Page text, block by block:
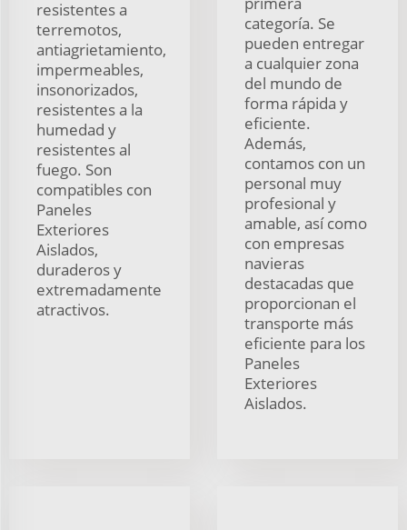
resistentes a
terremotos,
antiagrietamiento,
impermeables,
insonorizados,
resistentes a la
humedad y
resistentes al
fuego. Son
compatibles con
Paneles
Exteriores
Aislados,
duraderos y
extremadamente
atractivos.
categoría. Se
pueden entregar
a cualquier zona
del mundo de
forma rápida y
eficiente.
Además,
contamos con un
personal muy
profesional y
amable, así como
con empresas
navieras
destacadas que
proporcionan el
transporte más
eficiente para los
Paneles
Exteriores
Aislados.